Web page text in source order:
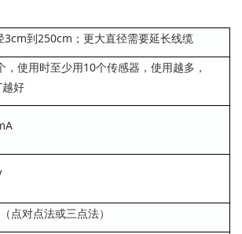
3cm到250cm；更大直径需要延长线缆
，使用时至少用10个传感器，使用越多，
越好
点对点法或三点法）